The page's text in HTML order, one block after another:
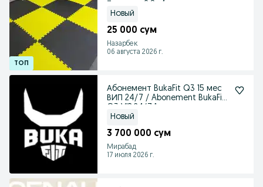
Новый
25 000 сум
Назарбек
06 августа 2026 г.
Абонемент BukaFit Q3 15 мес
ВИП 24/7 / Abonement BukaFit
Новый
3 700 000 сум
Мирабад
17 июля 2026 г.